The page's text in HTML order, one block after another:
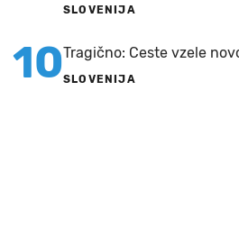
SLOVENIJA
10Tragično: Ceste vzele
SLOVENIJA